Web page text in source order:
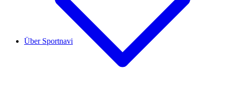
Über Sportnavi